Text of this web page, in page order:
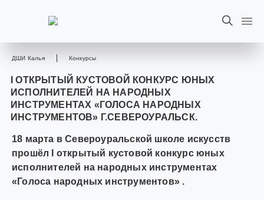
ДШИ Калья Конкурсы
I ОТКРЫТЫЙ КУСТОВОЙ КОНКУРС ЮНЫХ
ИСПОЛНИТЕЛЕЙ НА НАРОДНЫХ
ИНСТРУМЕНТАХ «ГОЛОСА НАРОДНЫХ
ИНСТРУМЕНТОВ» Г.СЕВЕРОУРАЛЬСК.
18 марта в Североуральской школе искусств
прошёл I открытый кустовой конкурс юных
исполнителей на народных инструментах
«Голоса народных инструментов» .